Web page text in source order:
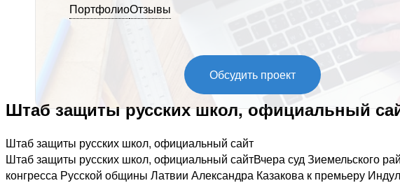
ПортфолиоОтзывы
Обсудить проект
Штаб защиты русских школ, официальный
Штаб защиты русских школ, официальный сайт
Штаб защиты русских школ, официальный сайтВчера суд Зиемельского
конгресса Русской общины Латвии Александра Казакова к премьеру